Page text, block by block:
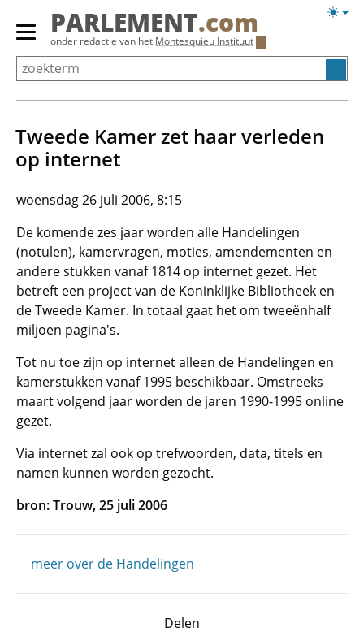
Overslaan
Primair
menu
tonen/verbergen
PARLEMENT.com
onder redactie van het Montesquieu Instituut
Tweede Kamer zet haar verleden
op internet
woensdag 26 juli 2006, 8:15
De komende zes jaar worden alle Handelingen
(notulen), kamervragen, moties, amendementen en
andere stukken vanaf 1814 op internet gezet. Het
betreft een project van de Koninklijke Bibliotheek en
de Tweede Kamer. In totaal gaat het om tweeënhalf
miljoen pagina's.
Tot nu toe zijn op internet alleen de Handelingen en
kamerstukken vanaf 1995 beschikbaar. Omstreeks
maart volgend jaar worden de jaren 1990-1995 online
gezet.
Via internet zal ook op trefwoorden, data, titels en
namen kunnen worden gezocht.
bron: Trouw, 25 juli 2006
meer over de Handelingen
Delen